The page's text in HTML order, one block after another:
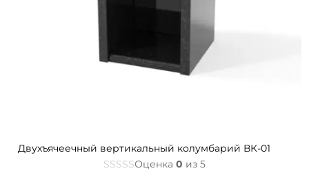
Двухъячеечный вертикальный колумбарий ВК-01
Оценка 0 из 5